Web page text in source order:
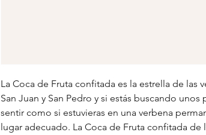
La Coca de Fruta confitada es la estrella de las
San Juan y San Pedro y si estás buscando
sentir como si estuvieras en una verbena
lugar adecuado. La Coca de Fruta confitada de